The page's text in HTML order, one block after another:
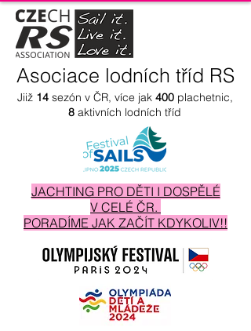
Asociace lodních tříd RS
Jiiž 14sezón v ČR, více jak 400plachetnic,
8 aktivních lodních tříd
JACHTING PRO DĚTI I DOSPĚLÉ
V CELÉ ČR.
PORADÍME JAK ZAČÍT KDYKOLIV!!